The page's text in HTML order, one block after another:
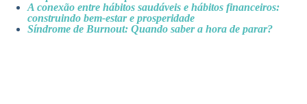
A conexão entre hábitos saudáveis e hábitos financeiros:
construindo bem-estar e prosperidade
Síndrome de Burnout: Quando saber a hora de parar?